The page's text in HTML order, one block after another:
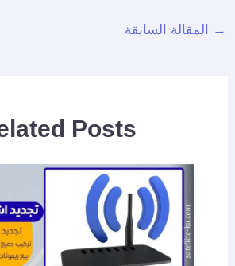
→ المقالة السابقة
Posts